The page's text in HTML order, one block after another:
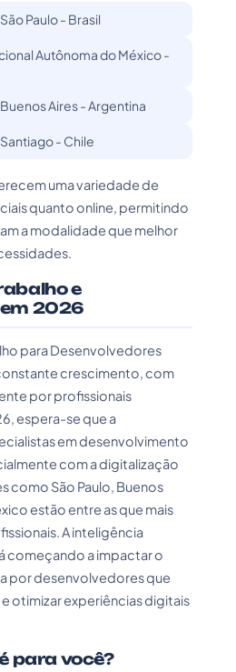
Paulo - Brasil
Autônoma do México -
Aires - Argentina
- Chile
uma variedade de
quanto online, permitindo
a modalidade que melhor
e
2026
para Desenvolvedores
crescimento, com
por profissionais
espera-se que a
em desenvolvimento
com a digitalização
como São Paulo, Buenos
estão entre as que mais
A inteligência
começando a impactar o
por desenvolvedores que
otimizar experiências digitais
para você?